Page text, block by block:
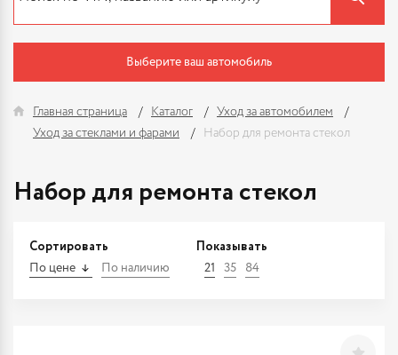
Выберите ваш автомобиль
Главная страница Каталог
Уход за автомобилем
Уход за стеклами и фарами
Набор для ремонта стекол
Набор для ремонта стекол
Сортировать
По цене По наличию
Показывать
21 35 84